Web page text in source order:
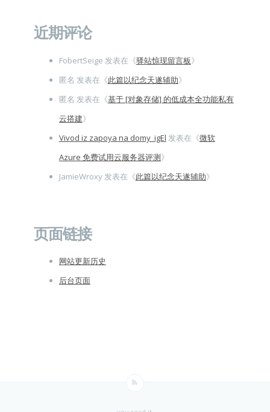
近期评论
FobertSeige 发表在《驿站惊现留言板》
匿名 发表在《此篇以纪念天遂辅助》
匿名 发表在《基于 [对象存储] 的低成本全功能私有
云搭建》
Vivod iz zapoya na domy_igEl 发表在《微软
Azure 免费试用云服务器评测》
JamieWroxy发表在《此篇以纪念天遂辅助》
页面链接
网站更新历史
后台页面